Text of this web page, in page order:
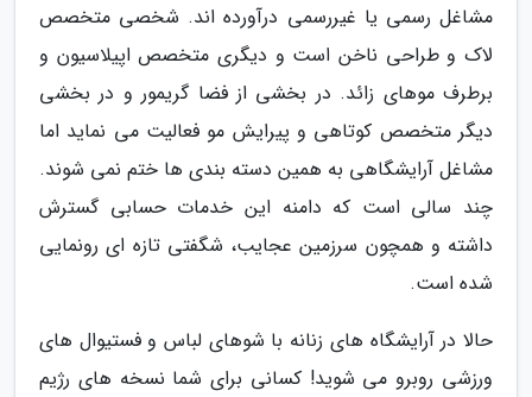
مشاغل رسمی یا غیررسمی درآورده اند. شخصی متخصص
لاک و طراحی ناخن است و دیگری متخصص اپیلاسیون و
برطرف موهای زائد. در بخشی از فضا گریمور و در بخشی
دیگر متخصص کوتاهی و پیرایش مو فعالیت می نماید اما
مشاغل آرایشگاهی به همین دسته بندی ها ختم نمی شوند.
چند سالی است که دامنه این خدمات حسابی گسترش
داشته و همچون سرزمین عجایب، شگفتی تازه ای رونمایی
شده است.
حالا در آرایشگاه های زنانه با شوهای لباس و فستیوال های
ورزشی روبرو می شوید! کسانی برای شما نسخه های رژیم